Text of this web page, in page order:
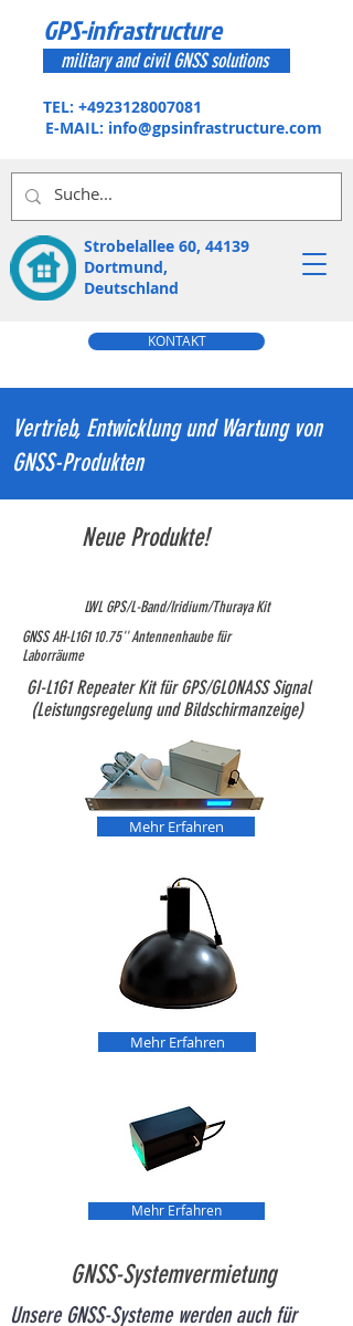
Strobelallee 60, 44139
Dortmund,
Deutschland
GPS-infrastructure
military and civil GNSS solutions
KONTAKT
TEL: +4923128007081
E-MAIL: info@gpsinfrastructure.com
Vertrieb, Entwicklung und Wartung von
GNSS-Produkten
Neue Produkte!
LWL GPS/L-Band/Iridium/Thuraya Kit
GNSS AH-L1G1 10.75'' Antennenhaube für
Laborräume
GI-L1G1 Repeater Kit für GPS/GLONASS Signal
(Leistungsregelung und Bildschirmanzeige)
Mehr Erfahren
Mehr Erfahren
Mehr Erfahren
GNSS-Systemvermietung
Unsere GNSS-Systeme werden auch für